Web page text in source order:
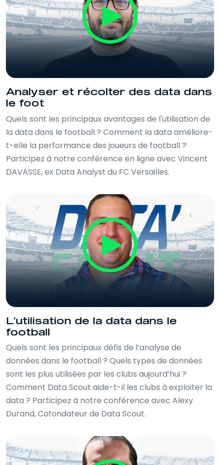
Analyser et récolter des data dans
le foot
Quels sont les principaux avantages de l'utilisation de
la data dans le football ? Comment la data améliore-
t-elle la performance des joueurs de football ?
Participez à notre conférence en ligne avec Vincent
DAVASSE, ex Data Analyst du FC Versailles.
L’utilisation de la data dans le
football
Quels sont les principaux défis de l’analyse de
données dans le football ? Quels types de données
sont les plus utilisées par les clubs aujourd’hui ?
Comment Data Scout aide-t-il les clubs à exploiter la
data ? Participez à notre conférence avec Alexy
Durand, Cofondateur de Data Scout.